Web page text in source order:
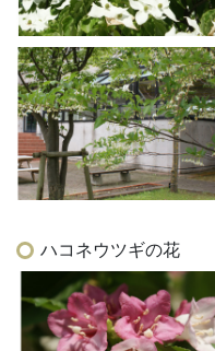
ハコネウツギの花